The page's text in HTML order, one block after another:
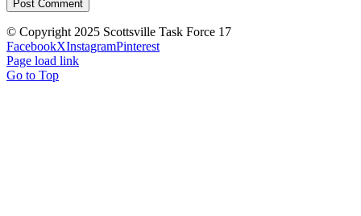
© Copyright 2025 Scottsville Task Force 17
FacebookXInstagramPinterest
Page load link
Go to Top